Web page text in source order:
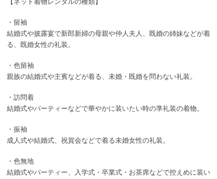
・留袖
結婚式や披露宴で新郎新婦の母親や仲人夫人、既婚の姉妹などが着
る、既婚女性の礼装。
・色留袖
親族の結婚式や主賓などが着る、未婚・既婚を問わない礼装。
・訪問着
結婚式やパーティーなどで華やかに装いたい時の準礼装の着物。
・振袖
成人式や結婚式、祝賀会などで着る未婚女性の礼装。
・色無地
結婚式やパーティー、入学式・卒業式・お茶席などで控えめに装い